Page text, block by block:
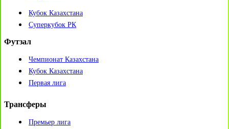
Кубок Казахстана
Суперкубок РК
Футзал
Чемпионат Казахстана
Кубок Казахстана
Первая лига
Трансферы
Премьер лига